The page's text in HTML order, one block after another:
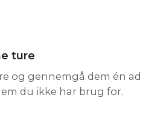
ture
og gennemgå dem én ad
du ikke har brug for.